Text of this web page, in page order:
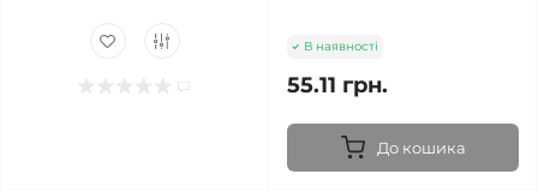
В наявності
55.11 грн.
До кошика